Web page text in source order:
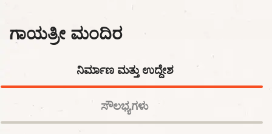
ಗಾಯತ್ರೀ ಮಂದಿರ
ನಿರ್ಮಾಣ ಮತ್ತು ಉದ್ದೇಶ
ಸೌಲಭ್ಯಗಳು